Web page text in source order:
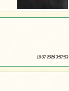
18 07 2026 3:57:53